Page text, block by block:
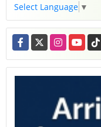
Select Language ▼
Facebook
X InstagramYouTube